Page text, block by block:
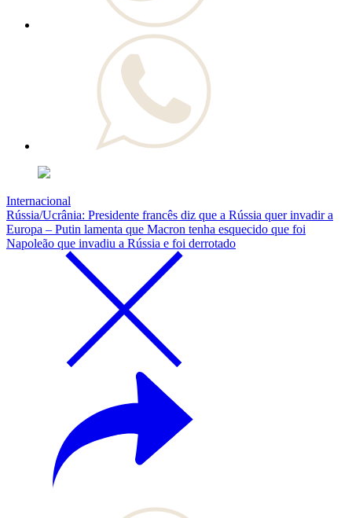
Internacional
Rússia/Ucrânia: Presidente francês diz que a Rússia quer invadir a
Europa – Putin lamenta que Macron tenha esquecido que foi
Napoleão que invadiu a Rússia e foi derrotado